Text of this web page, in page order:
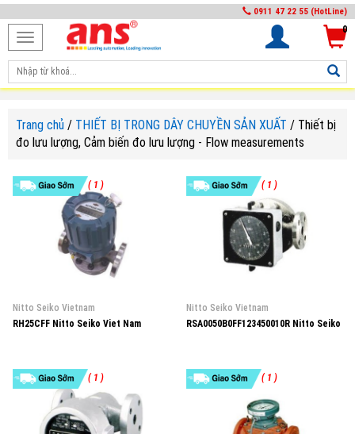
0911 47 22 55 (HotLine)
Toggle
navigation
0
Trang chủ / THIẾT BỊ TRONG DÂY CHUYỀN SẢN XUẤT / Thiết bị
đo lưu lượng, Cảm biến đo lưu lượng - Flow measurements
( 1 )
Nitto Seiko Vietnam
RH25CFF Nitto Seiko Viet Nam
( 1 )
Nitto Seiko Vietnam
RSA0050B0FF123450010R Nitto Seiko
( 1 ) ( 1 )